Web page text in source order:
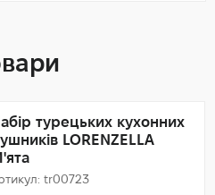
турецьких кухонних
LORENZELLA
tr00723